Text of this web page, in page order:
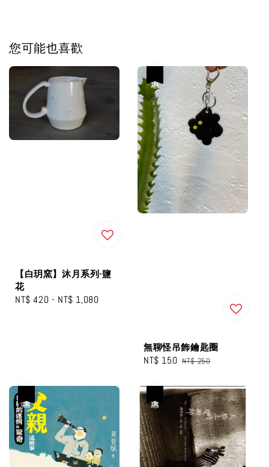
您可能也喜歡
【白玥窯】沐月系列-鹽
花
Regular
NT$ 420 - NT$ 1,080
無聊怪吊飾鑰匙圈
Sale
NT$ 150 Regular
NT$ 250